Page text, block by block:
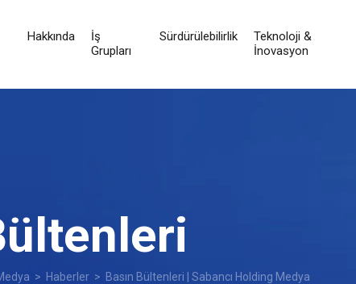
Hakkında
İş
Grupları
Sürdürülebilirlik
Teknoloji &
İnovasyon
> Haberler > Basın Bültenleri | Sabancı Holding Medya